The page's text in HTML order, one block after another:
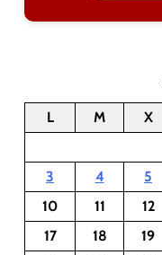
L M X
3
4 5
10
11 12
17
18 19